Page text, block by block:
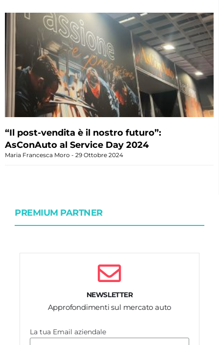
“Il post-vendita è il nostro futuro”:
AsConAuto al Service Day 2024
Maria Francesca Moro 29 Ottobre 2024
PREMIUM PARTNER
NEWSLETTER
Approfondimenti sul mercato auto
La tua Email aziendale